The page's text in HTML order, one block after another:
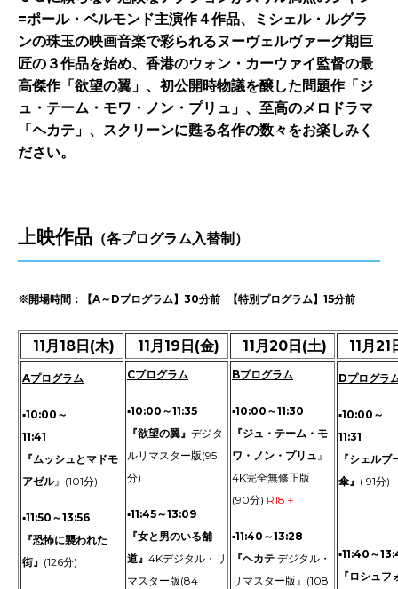
=ポール・ベルモンド主演作４作品、ミシェル・ルグラ
ンの珠玉の映画音楽で彩られるヌーヴェルヴァーグ期巨
匠の３作品を始め、香港のウォン・カーウァイ監督の最
高傑作「欲望の翼」、初公開時物議を醸した問題作「ジ
ュ・テーム・モワ・ノン・プリュ」、至高のメロドラマ
「ヘカテ」、スクリーンに甦る名作の数々をお楽しみく
ださい。
上映作品 （各プログラム入替制）
※開場時間：【A～Dプログラム】30分前 【特別プログラム】15分前
11月18日(木) 11月19日(金) 11月20日(土) 11月21
Aプログラム
▪10:00～
11:41
『ムッシュとマドモ
アゼル』(101分)
▪11:50～13:56
『恐怖に襲われた
街』 (126分)
Cプログラム
▪10:00～11:35
『欲望の翼』 デジタ
ルリマスター版(95
分)
▪11:45～13:09
『女と男のいる舗
道』 4Kデジタル・リ
マスター版(84
Bプログラム
▪10:00～11:30
『ジュ・テーム・モ
ワ・ノン・プリュ』
4K完全無修正版
(90分) R18＋
▪11:40～13:28
『ヘカテ デジタル・
リマスター版』(108
Dプログラ
▪10:00～
11:31
『シェルブ
傘』 ( 91分)
▪11:40～
『ロシュフ